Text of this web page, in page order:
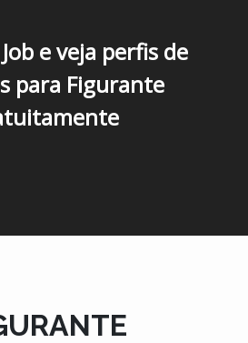
e veja perfis de
para Figurante